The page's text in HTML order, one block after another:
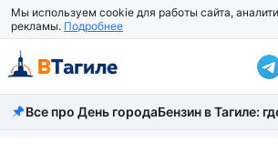
Мы используем cookie для работы сайта,
рекламы. Подробнее
Все новости
Все про День городаБензин в Тагиле: